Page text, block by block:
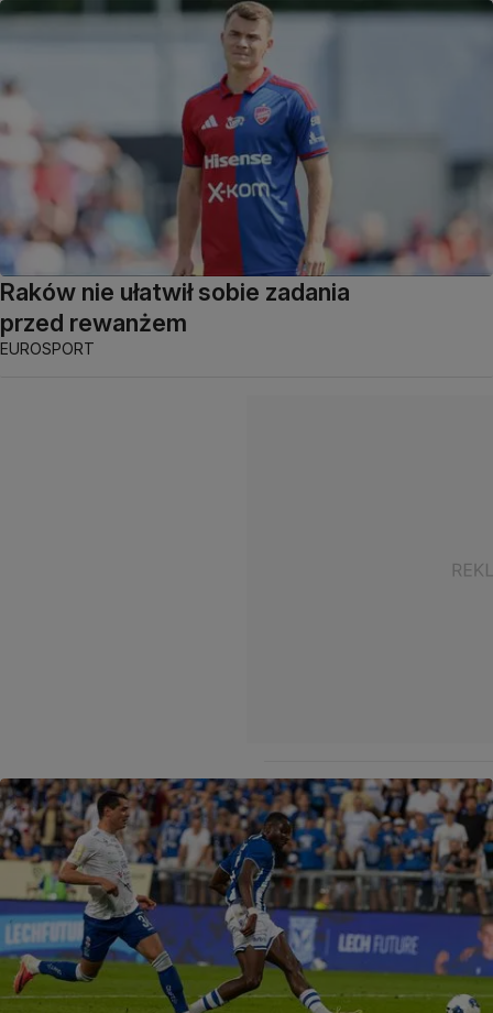
Raków nie ułatwił sobie zadania
przed rewanżem
EUROSPORT